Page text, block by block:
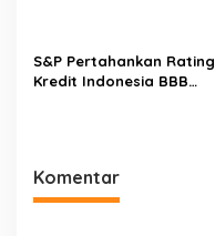
S&P Pertahankan Rating
Kredit Indonesia BBB
Komentar